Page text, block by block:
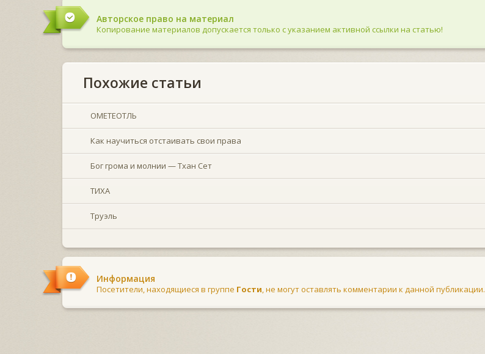
Авторское право на материал
Копирование материалов допускается только с указанием активной ссылки на статью!
Похожие статьи
ОМЕТЕОТЛЬ
Как научиться отстаивать свои права
Бог грома и молнии — Тхан Сет
ТИХА
Труэль
Информация
Посетители, находящиеся в группе Гости, не могут оставлять комментарии к данной публикации.